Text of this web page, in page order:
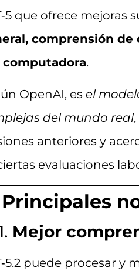
que ofrece mejoras
comprensión
computadora.
OpenAI, es el
del mundo real
anteriores y
evaluaciones
Principales
Mejor
puede procesar